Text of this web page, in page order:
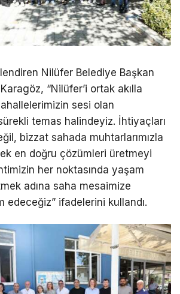
Nilüfer Belediye Başkan
Karagöz, “Nilüfer’i ortak akılla
sesi olan
temas halindeyiz. İhtiyaçları
bizzat sahada muhtarlarımızla
en doğru çözümleri üretmeyi
her noktasında yaşam
adına saha mesaimize
edeceğiz” ifadelerini kullandı.